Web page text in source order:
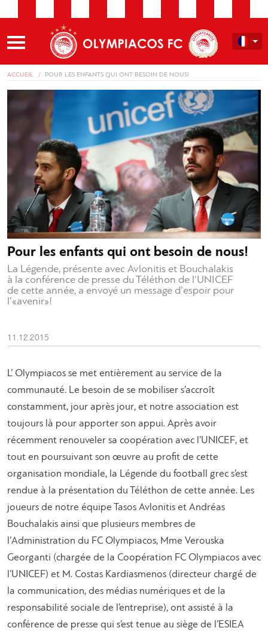
ACCUEIL POUR LES ENFANTS QUI ONT BESOIN DE NOUS!
Pour les enfants qui ont besoin de nous!
La Légende, présente avec Avlonitis et Bouchalakis
à la conférence de presse du Téléthon de l'UNICEF
de cette année, a envoyé un message d'espoir pour
l’«avenir»!
11.12.2015
L’ Olympiacos se met entièrement au service de la
communauté. Le besoin de se mobiliser s’accroît
constamment, jour après jour, et notre association est
toujours là pour apporter son appui. Après avoir
récemment renouveler sa coopération avec l’UNICEF, et
tout en poursuivant son œuvre au profit de cette
organisation mondiale, la Légende du football grec s’est
rendue à la présentation du Téléthon de cette année. Les
joueurs de notre équipe Tasos Avlonitis et Andréas
Bouchalakis ainsi que plusieurs membres de
l’Administration du FC Olympiacos, Mme Verouska
Georganti (chargée de la Coopération FC Olympiacos avec
l’UNICEF) et M. Costas Kardiasmenos (directeur chargé de
la communication, des médias numériques et de la
responsabilité sociale de l’entreprise), ont assisté à la
conférence de presse qui s’est tenue au siège de l’ESIEA